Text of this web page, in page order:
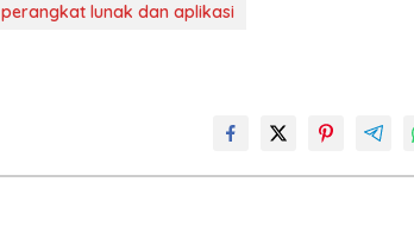
perangkat lunak dan aplikasi